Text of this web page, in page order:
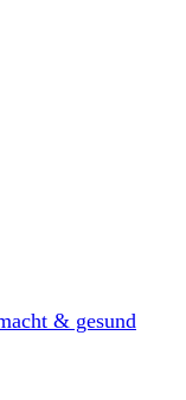
& gesund